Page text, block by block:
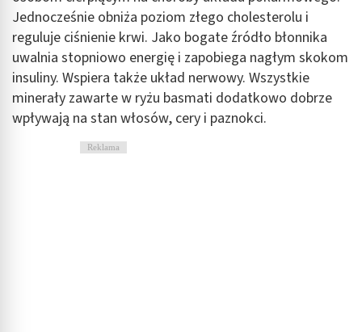
Jednocześnie obniża poziom złego cholesterolu i
reguluje ciśnienie krwi. Jako bogate źródło błonnika
uwalnia stopniowo energię i zapobiega nagłym skokom
insuliny. Wspiera także układ nerwowy. Wszystkie
minerały zawarte w ryżu basmati dodatkowo dobrze
wpływają na stan włosów, cery i paznokci.
Reklama